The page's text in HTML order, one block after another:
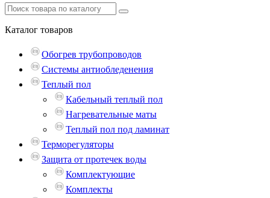
Каталог товаров
Обогрев трубопроводов
Системы антиобледенения
Теплый пол
Кабельный теплый пол
Нагревательные маты
Теплый пол под ламинат
Терморегуляторы
Защита от протечек воды
Комплектующие
Комплекты